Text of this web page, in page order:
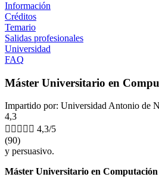
Información
Créditos
Temario
Salidas profesionales
Universidad
FAQ
Máster Universitario en
Impartido por: Universidad Antonio de
4,3
     4,3/5
(90)
y persuasivo.
Máster Universitario en